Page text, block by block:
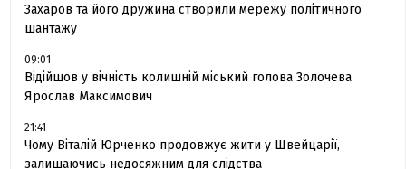
Захаров та його дружина створили мережу політичного
шантажу
09:01
Відійшов у вічність колишній міський голова Золочева
Ярослав Максимович
21:41
Чому Віталій Юрченко продовжує жити у Швейцарії,
залишаючись недосяжним для слідства